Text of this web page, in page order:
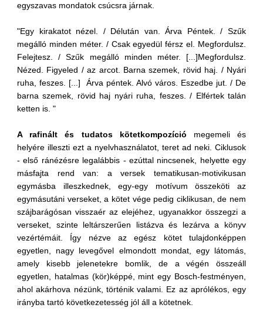
egyszavas mondatok csúcsra járnak.
"Egy kirakatot nézel. / Délután van. Árva Péntek. / Szűk
megálló minden méter. / Csak egyedül férsz el. Megfordulsz.
Felejtesz. / Szűk megálló minden méter. [...]Megfordulsz.
Nézed. Figyeled / az arcot. Barna szemek, rövid haj. / Nyári
ruha, feszes. [...] Árva péntek. Alvó város. Eszedbe jut. / De
barna szemek, rövid haj nyári ruha, feszes. / Elfértek talán
ketten is. "
A rafinált és tudatos kötetkompozíció megemeli és
helyére illeszti ezt a nyelvhasználatot, teret ad neki. Ciklusok
- első ránézésre legalábbis - ezúttal nincsenek, helyette egy
másfajta rend van: a versek tematikusan-motivikusan
egymásba illeszkednek, egy-egy motívum összeköti az
egymásutáni verseket, a kötet vége pedig ciklikusan, de nem
szájbarágósan visszaér az elejéhez, ugyanakkor összegzi a
verseket, szinte leltárszerűen listázva és lezárva a könyv
vezértémáit. Így nézve az egész kötet tulajdonképpen
egyetlen, nagy levegővel elmondott mondat, egy látomás,
amely kisebb jelenetekre bomlik, de a végén összeáll
egyetlen, hatalmas (kör)képpé, mint egy Bosch-festményen,
ahol akárhova nézünk, történik valami. Ez az aprólékos, egy
irányba tartó következetesség jól áll a kötetnek.